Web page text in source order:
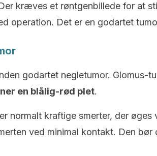
kræves et røntgenbillede for at
operation. Det er en godartet
godartet negletumor. Glomus-
en blålig-rød plet.
normalt kraftige smerter, der
ved minimal kontakt. Den bør